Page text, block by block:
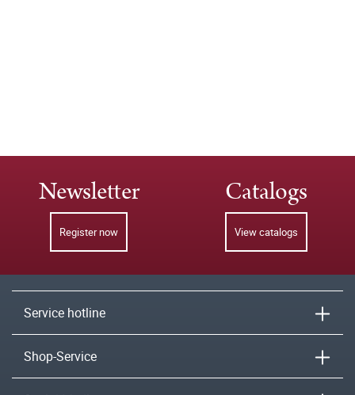
Newsletter
Register now
Catalogs
View catalogs
Service hotline
Shop-Service